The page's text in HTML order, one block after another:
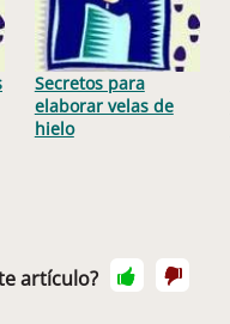
Secretos para
elaborar velas de
hielo
artículo?